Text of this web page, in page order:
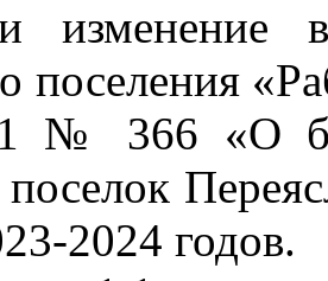
изменение
поселения
№ 366 «О
2024 годов.